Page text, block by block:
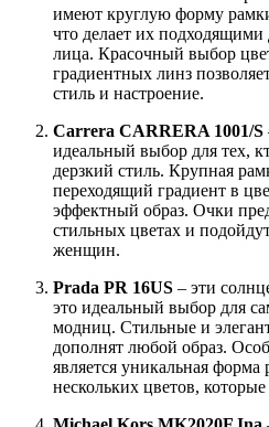
имеют круглую форму
что делает их
лица. Красочный выбор
градиентных линз
стиль и настроение.
Carrera CARRERA 1001/S
идеальный выбор для тех,
дерзкий стиль. Крупная
переходящий градиент в
эффектный образ. Очки
стильных цветах и
женщин.
Prada PR 16US – эти
это идеальный выбор для
модниц. Стильные и
дополнят любой образ.
является уникальная
нескольких цветов,